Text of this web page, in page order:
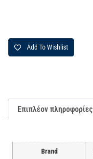
Add To Wishlist
Επιπλέον πληροφορίες
Brand